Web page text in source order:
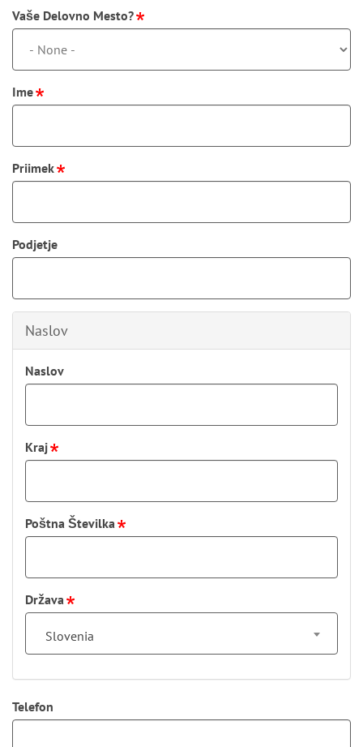
Vaše Delovno Mesto?
Ime
Priimek
Podjetje
Naslov
Naslov
Kraj
Poštna Številka
Država
Slovenia
Telefon